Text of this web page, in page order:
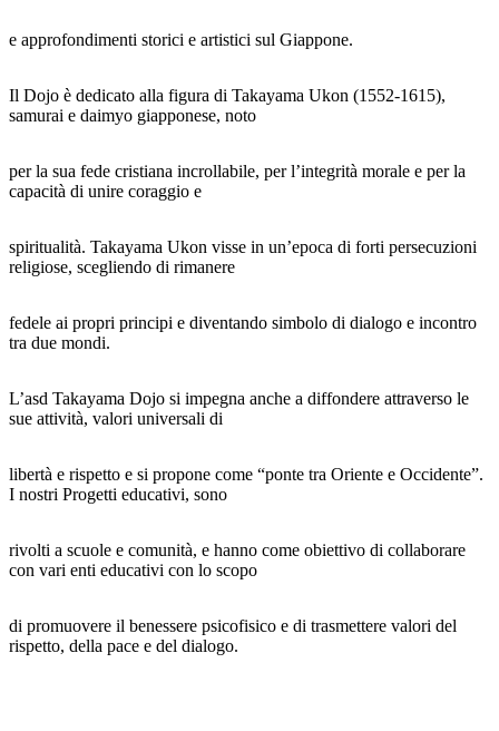
e approfondimenti storici e artistici sul Giappone.
Il Dojo è dedicato alla figura di Takayama Ukon (1552-1615),
samurai e daimyo giapponese, noto
per la sua fede cristiana incrollabile, per l’integrità morale e per la
capacità di unire coraggio e
spiritualità. Takayama Ukon visse in un’epoca di forti persecuzioni
religiose, scegliendo di rimanere
fedele ai propri principi e diventando simbolo di dialogo e incontro
tra due mondi.
L’asd Takayama Dojo si impegna anche a diffondere attraverso le
sue attività, valori universali di
libertà e rispetto e si propone come “ponte tra Oriente e Occidente”.
I nostri Progetti educativi, sono
rivolti a scuole e comunità, e hanno come obiettivo di collaborare
con vari enti educativi con lo scopo
di promuovere il benessere psicofisico e di trasmettere valori del
rispetto, della pace e del dialogo.